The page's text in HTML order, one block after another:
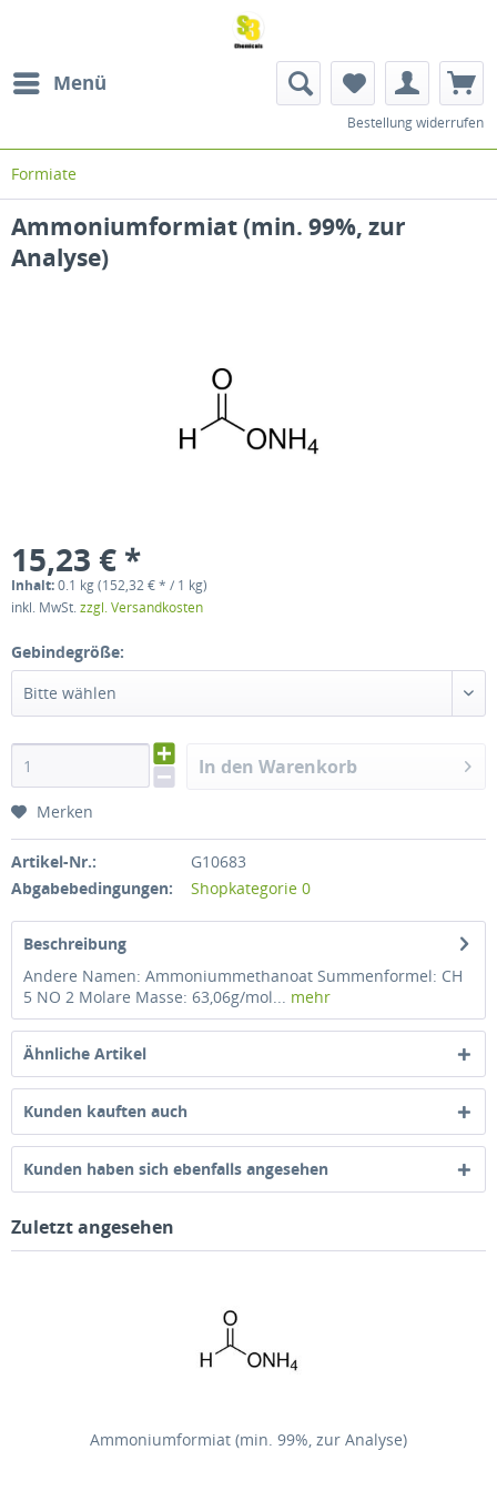
Menü
Bestellung widerrufen
Formiate
Ammoniumformiat (min. 99%, zur
Analyse)
15,23 € *
Inhalt:0.1 kg (152,32 € * / 1 kg)
inkl. MwSt.zzgl. Versandkosten
Gebindegröße:
Bitte wählen
In den Warenkorb
Merken
Artikel-Nr.:
G10683
Abgabebedingungen:
Shopkategorie 0
Beschreibung
Andere Namen: Ammoniummethanoat Summenformel: CH
5 NO 2 Molare Masse: 63,06g/mol... mehr
Ähnliche Artikel
Kunden kauften auch
Kunden haben sich ebenfalls angesehen
Zuletzt angesehen
Ammoniumformiat (min. 99%, zur Analyse)